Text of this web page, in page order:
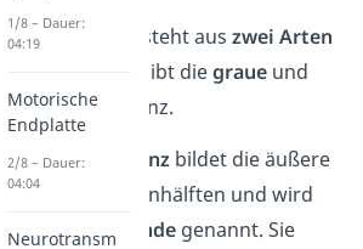
Das Großhirn besteht aus zwei Arten
von Gewebe. Es gibt diegraue und
dieweißeSubstanz.
Diegraue Substanzbildet die äußere
Schicht der Gehirnhälften ‎ und wird
auchGroßhirnrindegenannt. Sie
1/8 – Dauer:
04:19
Motorische
Endplatte
2/8 – Dauer:
04:04
Neurotransm